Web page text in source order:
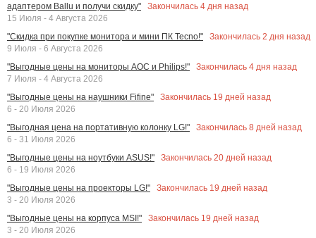
адаптером Ballu и получи скидку"
Закончилась 4 дня назад
15 Июля - 4 Августа 2026
"Скидка при покупке монитора и мини ПК Tecno!"
Закончилась 2 дня назад
9 Июля - 6 Августа 2026
"Выгодные цены на мониторы AOC и Philips!"
Закончилась 4 дня назад
7 Июля - 4 Августа 2026
"Выгодные цены на наушники Fifine"
Закончилась 19 дней назад
6 - 20 Июля 2026
"Выгодная цена на портативную колонку LG!"
Закончилась 8 дней назад
6 - 31 Июля 2026
"Выгодные цены на ноутбуки ASUS!"
Закончилась 20 дней назад
6 - 19 Июля 2026
"Выгодные цены на проекторы LG!"
Закончилась 19 дней назад
3 - 20 Июля 2026
"Выгодные цены на корпуса MSI!"
Закончилась 19 дней назад
3 - 20 Июля 2026